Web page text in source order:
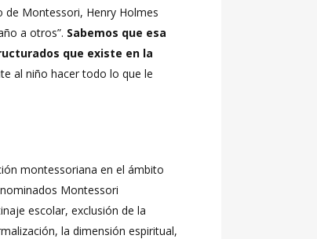
de Montessori, Henry Holmes
a otros”. Sabemos que esa
que existe en la
al niño hacer todo lo que le
montessoriana en el ámbito
Montessori
escolar, exclusión de la
la dimensión espiritual,